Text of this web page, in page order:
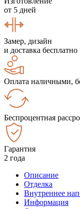
от 5 дней
Замер, дизайн
и доставка бесплатно
Оплата наличными,
Беспроцентная
Гарантия
2 года
Описание
Отделка
Внутреннее
Информация